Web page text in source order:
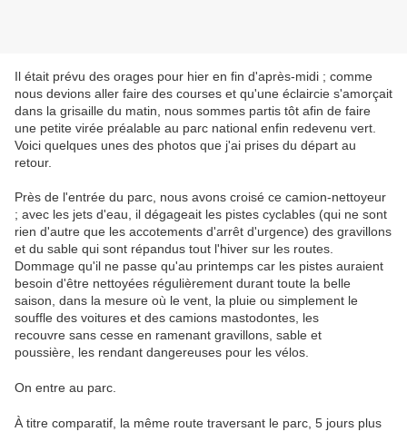
Il était prévu des orages pour hier en fin d'après-midi ; comme
nous devions aller faire des courses et qu'une éclaircie s'amorçait
dans la grisaille du matin, nous sommes partis tôt afin de faire
une petite virée préalable au parc national enfin redevenu vert.
Voici quelques unes des photos que j'ai prises du départ au
retour.
Près de l'entrée du parc, nous avons croisé ce camion-nettoyeur
; avec les jets d'eau, il dégageait les pistes cyclables (qui ne sont
rien d'autre que les accotements d'arrêt d'urgence) des gravillons
et du sable qui sont répandus tout l'hiver sur les routes.
Dommage qu'il ne passe qu'au printemps car les pistes auraient
besoin d'être nettoyées régulièrement durant toute la belle
saison, dans la mesure où le vent, la pluie ou simplement le
souffle des voitures et des camions mastodontes, les
recouvre sans cesse en ramenant gravillons, sable et
poussière, les rendant dangereuses pour les vélos.
On entre au parc.
À titre comparatif, la même route traversant le parc, 5 jours plus